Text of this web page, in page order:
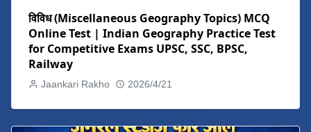
विविध (Miscellaneous Geography Topics) MCQ
Online Test | Indian Geography Practice Test
for Competitive Exams UPSC, SSC, BPSC,
Railway
Jaankari Rakho 2026/4/21